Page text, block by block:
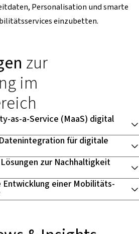
Personalisation und smarte
einzubetten.
zur
im
as-a-Service (MaaS) digital
für digitale
zur Nachhaltigkeit
Entwicklung einer Mobilitäts-